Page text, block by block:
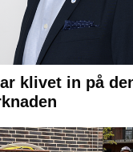
klivet in på